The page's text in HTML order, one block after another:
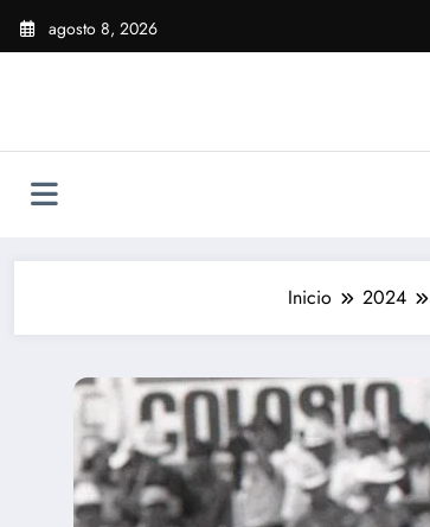
Saltar
agosto 8, 2026
Inicio 2024